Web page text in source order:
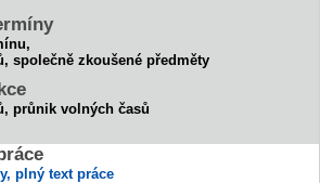
společně zkoušené předměty
průnik volných časů
plný text práce